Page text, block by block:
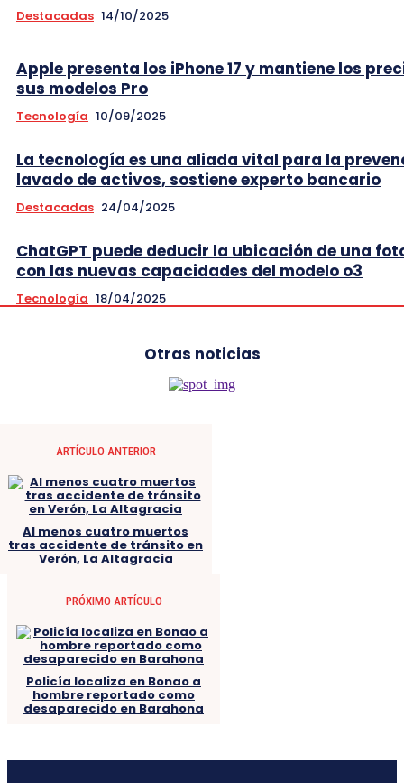
Destacadas 14/10/2025
Apple presenta los iPhone 17 y mantiene los
sus modelos Pro
Tecnología 10/09/2025
La tecnología es una aliada vital para la
lavado de activos, sostiene experto bancario
Destacadas 24/04/2025
ChatGPT puede deducir la ubicación de una
con las nuevas capacidades del modelo o3
Tecnología 18/04/2025
Otras noticias
ARTÍCULO ANTERIOR
Al menos cuatro muertos
tras accidente de tránsito en
Verón, La Altagracia
PRÓXIMO ARTÍCULO
Policía localiza en Bonao a
hombre reportado como
desaparecido en Barahona